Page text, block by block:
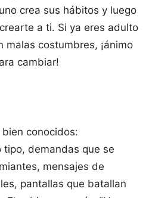
crea sus hábitos y luego
a ti. Si ya eres adulto
malas costumbres, ¡ánimo
cambiar!
bien conocidos:
demandas que se
mensajes de
pantallas que batallan